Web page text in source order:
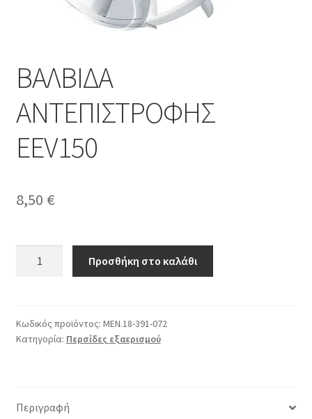
ΒΑΛΒΙΔΑ
ΑΝΤΕΠΙΣΤΡΟΦΗΣ
EEV150
8,50 €
ΑΝΤΕΠΙΣΤΡΟΦΗΣ
Προσθήκη στο καλάθι
Κωδικός προϊόντος: ΜΕΝ.18-391-072
Κατηγορία: Περσίδες εξαερισμού
Περιγραφή